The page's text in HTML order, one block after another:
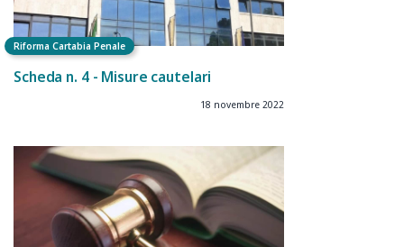
Riforma Cartabia Penale
Scheda n. 4 - Misure cautelari
18 novembre 2022